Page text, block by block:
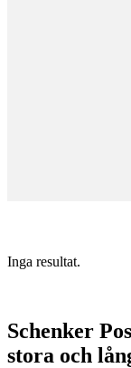
Inga resultat.
Schenker
stora och